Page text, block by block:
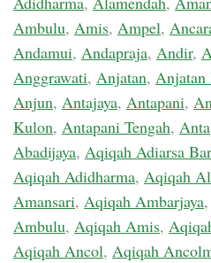
Ambulu, Amis, Ampel,
Andamui, Andapraja, Andir,
Anggrawati, Anjatan, Anjatan
Anjun, Antajaya, Antapani,
Kulon, Antapani Tengah,
Abadijaya, Aqiqah Adiarsa
Aqiqah Adidharma, Aqiqah
Amansari, Aqiqah Ambarjaya,
Ambulu, Aqiqah Amis,
Aqiqah Ancol, Aqiqah